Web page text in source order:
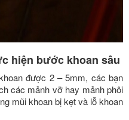
hiện bước khoan sâu
được 2 – 5mm, các bạn
các mảnh vỡ hay mảnh phôi
mũi khoan bị kẹt và lỗ khoan